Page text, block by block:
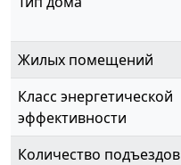
Жилых помещений
Класс энергетической
эффективности
Количество подъездов